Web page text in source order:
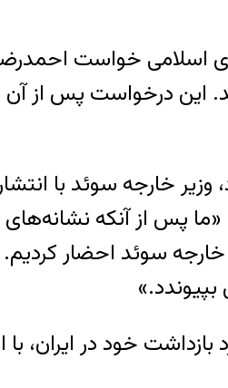
خواست
این درخواست پس از آن
وزیر خارجه سوئد با
«ما پس از آنکه
خارجه سوئد احضار
بپیوندد.»
خود در ایران،